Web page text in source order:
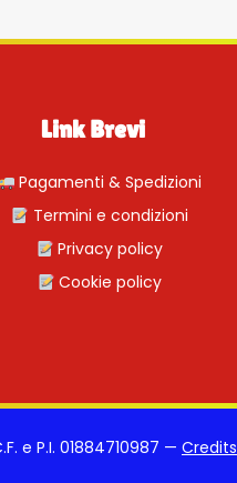
Link Brevi
Pagamenti & Spedizioni
Termini e condizioni
Privacy policy
Cookie policy
e P.I. 01884710987 — Credits